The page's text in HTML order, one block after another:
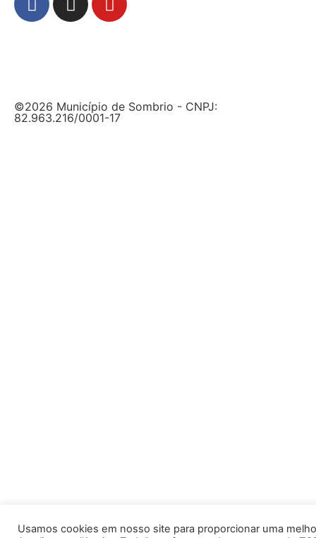
©2026 Município de Sombrio - CNPJ:
82.963.216/0001-17
Usamos cookies em nosso site para proporcionar uma